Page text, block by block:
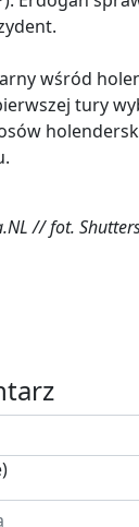
wśród
tury
// fot.